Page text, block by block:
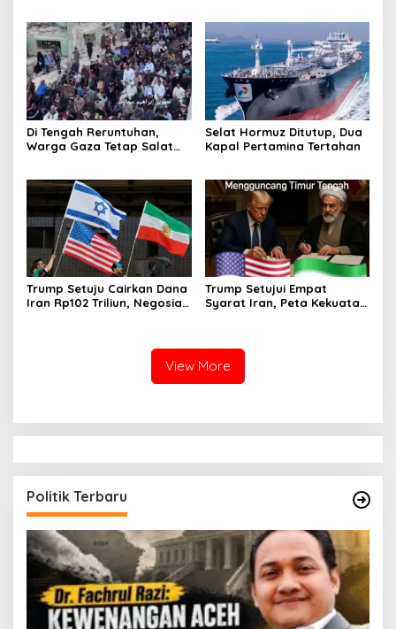
Di Tengah Reruntuhan,
Warga Gaza Tetap Salat
Selat Hormuz Ditutup, Dua
Kapal Pertamina Tertahan
Trump Setuju Cairkan Dana
Iran Rp102 Triliun, Negosiasi
Trump Setujui Empat
Syarat Iran, Peta Kekuatan
View More
Politik Terbaru